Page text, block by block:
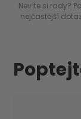
Nevíte si rady?
nejčastější